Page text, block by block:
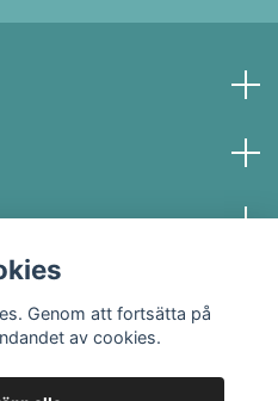
Genom att fortsätta på
av cookies.